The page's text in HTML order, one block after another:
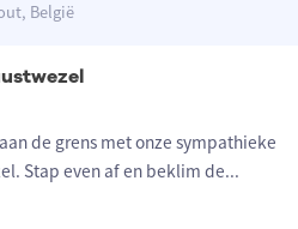
België
de grens met onze sympathieke
Stap even af en beklim de...